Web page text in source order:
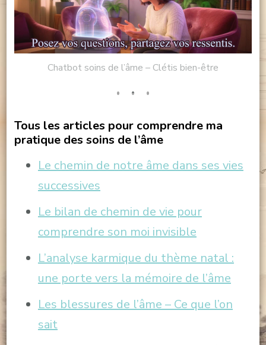
Chatbot soins de l’âme – Clétis bien-être
Tous les articles pour comprendre ma
pratique des soins de l’âme
Le chemin de notre âme dans ses vies
successives
Le bilan de chemin de vie pour
comprendre son moi invisible
L’analyse karmique du thème natal :
une porte vers la mémoire de l’âme
Les blessures de l’âme – Ce que l’on
sait